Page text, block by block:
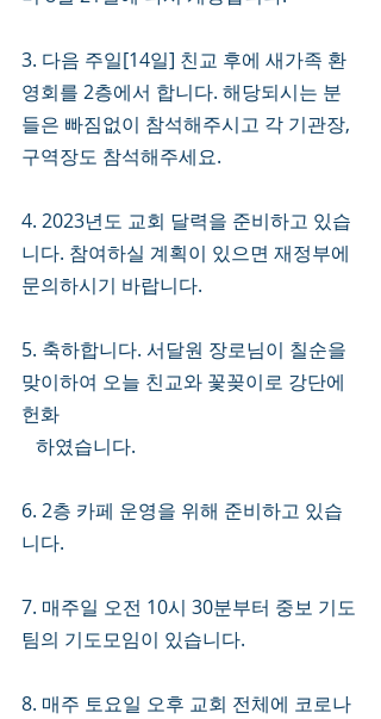
3. 다음 주일[14일] 친교 후에 새가족 환
영회를 2층에서 합니다. 해당되시는 분
들은 빠짐없이 참석해주시고 각 기관장,
구역장도 참석해주세요.
4. 2023년도 교회 달력을 준비하고 있습
니다. 참여하실 계획이 있으면 재정부에
문의하시기 바랍니다.
5. 축하합니다. 서달원 장로님이 칠순을
맞이하여 오늘 친교와 꽃꽂이로 강단에
헌화
   하였습니다.
6. 2층 카페 운영을 위해 준비하고 있습
니다.
7. 매주일 오전 10시 30분부터 중보 기도
팀의 기도모임이 있습니다.
8. 매주 토요일 오후 교회 전체에 코로나